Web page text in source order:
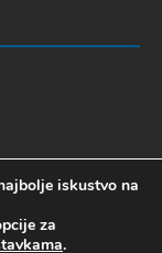
iskustvo na
za
.